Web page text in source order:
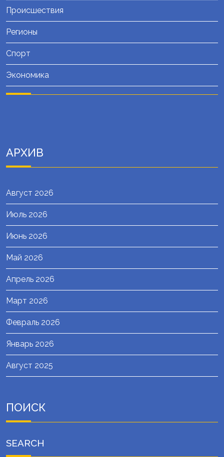
Происшествия
Регионы
Спорт
Экономика
АРХИВ
Август 2026
Июль 2026
Июнь 2026
Май 2026
Апрель 2026
Март 2026
Февраль 2026
Январь 2026
Август 2025
ПОИСК
SEARCH